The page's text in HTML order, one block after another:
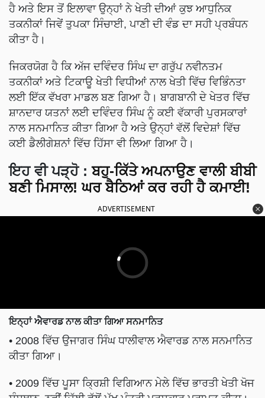
ਹੈ ਅਤੇ ਇਸ ਤੋਂ ਇਲਾਵਾ ਉਨ੍ਹਾਂ ਨੇ ਖੇਤੀ ਦੀਆਂ ਕੁਝ ਆਧੁਨਿਕ
ਤਕਨੀਕਾਂ ਜਿਵੇਂ ਤੁਪਕਾ ਸਿੰਚਾਈ, ਪਾਣੀ ਦੀ ਵੰਡ ਦਾ ਸਹੀ ਪ੍ਰਬੰਧਨ
ਕੀਤਾ ਹੈ।
ਜਿਕਰਯੋਗ ਹੈ ਕਿ ਅੱਜ ਦਵਿੰਦਰ ਸਿੰਘ ਦਾ ਗਰੁੱਪ ਨਵੀਨਤਮ
ਤਕਨੀਕਾਂ ਅਤੇ ਟਿਕਾਊ ਖੇਤੀ ਵਿਧੀਆਂ ਨਾਲ ਖੇਤੀ ਵਿੱਚ ਵਿਭਿੰਨਤਾ
ਲਈ ਇੱਕ ਵੱਖਰਾ ਮਾਡਲ ਬਣ ਗਿਆ ਹੈ। ਬਾਗਬਾਨੀ ਦੇ ਖੇਤਰ ਵਿੱਚ
ਸ਼ਾਨਦਾਰ ਯਤਨਾਂ ਲਈ ਦਵਿੰਦਰ ਸਿੰਘ ਨੂੰ ਕਈ ਵੱਕਾਰੀ ਪੁਰਸਕਾਰਾਂ
ਨਾਲ ਸਨਮਾਨਿਤ ਕੀਤਾ ਗਿਆ ਹੈ ਅਤੇ ਉਨ੍ਹਾਂ ਵੱਲੋਂ ਵਿਦੇਸ਼ਾਂ ਵਿੱਚ
ਕਈ ਡੈਲੀਗੇਸ਼ਨਾਂ ਵਿੱਚ ਹਿੱਸਾ ਵੀ ਲਿਆ ਗਿਆ ਹੈ।
ਇਹ ਵੀ ਪੜ੍ਹੋ :ਬਹੁ-ਕਿੱਤੇ ਅਪਨਾਉਣ ਵਾਲੀ ਬੀਬੀ
ਬਣੀ ਮਿਸਾਲ! ਘਰ ਬੈਠਿਆਂ ਕਰ ਰਹੀ ਹੈ ਕਮਾਈ!
ADVERTISEMENT
ਇਨ੍ਹਾਂ ਐਵਾਰਡ ਨਾਲ ਕੀਤਾ ਗਿਆ ਸਨਮਾਨਿਤ
• 2008 ਵਿੱਚ ਉਜਾਗਰ ਸਿੰਘ ਧਾਲੀਵਾਲ ਐਵਾਰਡ ਨਾਲ ਸਨਮਾਨਿਤ
ਕੀਤਾ ਗਿਆ।
• 2009 ਵਿੱਚ ਪੂਸਾ ਕ੍ਰਿਸ਼ੀ ਵਿਗਿਆਨ ਮੇਲੇ ਵਿੱਚ ਭਾਰਤੀ ਖੇਤੀ ਖੋਜ